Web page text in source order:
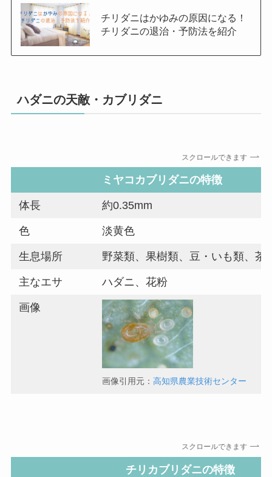
チリダニはかゆみの原因になる！
チリダニの退治・予防法を紹介
ハダニの天敵・カブリダニ
スクロールできます
ミヤコカブリダニの特徴
体長 約0.35mm
色 淡黄色
生息場所 野菜類、果樹類、豆・いも類、茶
主なエサ ハダニ、花粉
画像
画像引用元：高知県農業技術センター
スクロールできます
チリカブリダニの特徴